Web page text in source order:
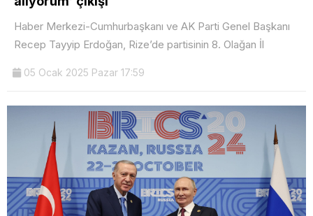
Haber Merkezi-Cumhurbaşkanı ve AK Parti Genel Başkanı
Recep Tayyip Erdoğan, Rize’de partisinin 8. Olağan İl
05 Ocak 2025 Pazar 17:59